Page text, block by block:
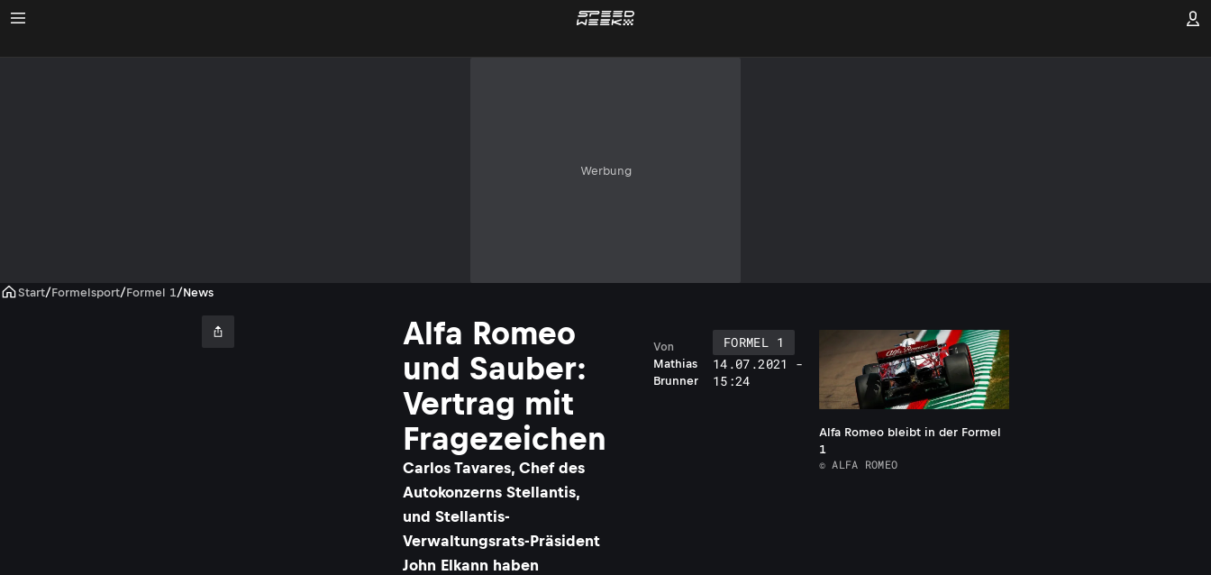
Werbung
Start/Formelsport/Formel 1/News
Alfa Romeo
und Sauber:
Vertrag mit
Fragezeichen
Carlos Tavares, Chef des
Autokonzerns Stellantis,
und Stellantis-
Verwaltungsrats-Präsident
John Elkann haben
Mathias
Brunner
Von
FORMEL 1
14.07.2021 -
15:24
Alfa Romeo bleibt in der Formel
1
© ALFA ROMEO